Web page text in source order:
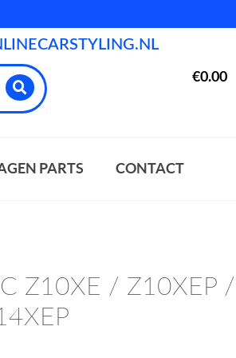
€0.00
PARTS CONTACT
Z10XE / Z10XEP /